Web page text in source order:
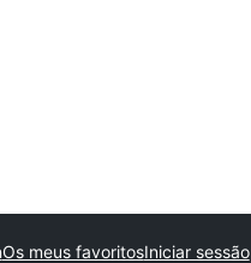
Os meus favoritosIniciar sessão